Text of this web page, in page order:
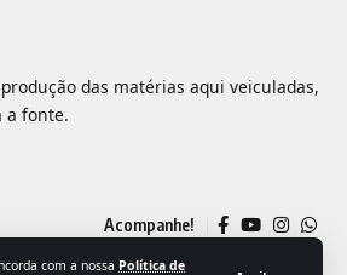
com a nossa Política de
das matérias aqui veiculadas,
a fonte.
Acompanhe!